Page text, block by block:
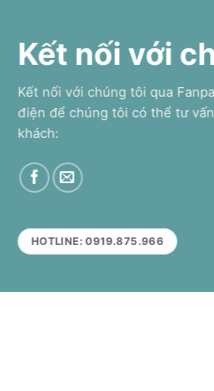
Kết nối với
Kết nối với chúng tôi qua
điện để chúng tôi có thể tư
khách:
HOTLINE: 0919.875.966